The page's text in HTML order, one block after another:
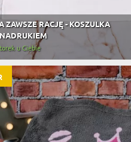
ZAWSZE RACJĘ - KOSZULKA
u Ciebie